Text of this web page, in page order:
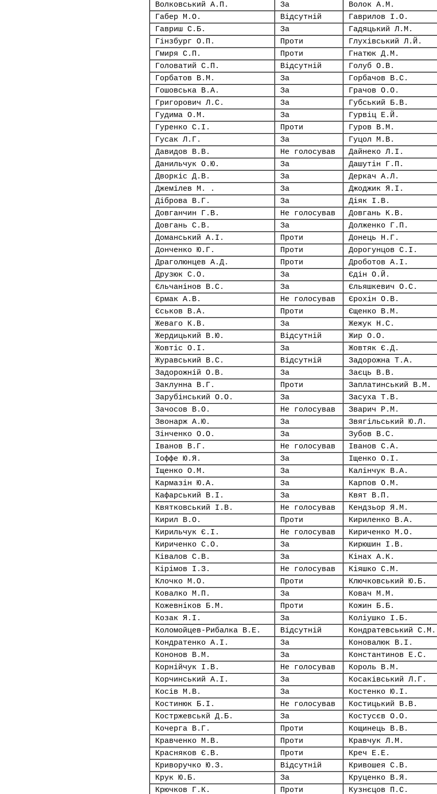
Волковський А.П.
За Волок А.М.
Габер М.О.
Відсутній Гаврилов І.О.
Гавриш С.Б.
За Гадяцький Л.М.
Гінзбург О.П.
Проти Глухівський Л.Й.
Гмиря С.П.
Проти Гнатюк Д.М.
Головатий С.П.
Відсутній Голуб О.В.
Горбатов В.М.
За Горбачов В.С.
Гошовська В.А.
За Грачов О.О.
Григорович Л.С.
За Губський Б.В.
Гудима О.М.
За Гурвіц Е.Й.
Гуренко С.І.
Проти Гуров В.М.
Гусак Л.Г.
За Гуцол М.В.
Давидов В.В.
Не голосував Дайнеко Л.І.
Данильчук О.Ю.
За Дашутін Г.П.
Дворкіс Д.В.
За Деркач А.Л.
Джемілев М. .
За Джоджик Я.І.
Діброва В.Г.
За Діяк І.В.
Довганчин Г.В.
Не голосував Довгань К.В.
Довгань С.В.
За Долженко Г.П.
Доманський А.І.
Проти Донець Н.Г.
Донченко Ю.Г.
Проти Дорогунцов С.І.
Драголюнцев А.Д.
Проти Дроботов А.І.
Друзюк С.О.
За Єдін О.Й.
Єльчанінов В.С.
За Єльяшкевич О.С.
Єрмак А.В.
Не голосував Єрохін О.В.
Єськов В.А.
Проти Єщенко В.М.
Жеваго К.В.
За Жежук Н.С.
Жердицький В.Ю.
Відсутній Жир О.О.
Жовтіс О.І.
За Жовтяк Є.Д.
Журавський В.С.
Відсутній Задорожна Т.А.
Задорожній О.В.
За Заєць В.В.
Заклунна В.Г.
Проти Заплатинський В.М.
Зарубінський О.О.
За Засуха Т.В.
Зачосов В.О.
Не голосував Зварич Р.М.
Звонарж А.Ю.
За Звягільський Ю.Л.
Зінченко О.О.
За Зубов В.С.
Іванов В.Г.
Не голосував Іванов С.А.
Іоффе Ю.Я.
За Іщенко О.І.
Іщенко О.М.
За Калінчук В.А.
Кармазін Ю.А.
За Карпов О.М.
Кафарський В.І.
За Квят В.П.
Квятковський І.В.
Не голосував Кендзьор Я.М.
Кирил В.О.
Проти Кириленко В.А.
Кирильчук Є.І.
Не голосував Кириченко М.О.
Кириченко С.О.
За Кирюшин І.В.
Ківалов С.В.
За Кінах А.К.
Кірімов І.З.
Не голосував Кіяшко С.М.
Клочко М.О.
Проти Ключковський Ю.Б.
Ковалко М.П.
За Ковач М.М.
Кожевніков Б.М.
Проти Кожин Б.Б.
Козак Я.І.
За Коліушко І.Б.
Коломойцев-Рибалка В.Е.
Відсутній Кондратевський С.М.
Кондратенко А.І.
За Коновалюк В.І.
Кононов В.М.
За Константинов Е.С.
Корнійчук І.В.
Не голосував Король В.М.
Корчинський А.І.
За Косаківський Л.Г.
Косів М.В.
За Костенко Ю.І.
Костинюк Б.І.
Не голосував Костицький В.В.
Костржевськй Д.Б.
За Костусєв О.О.
Кочерга В.Г.
Проти Кощинець В.В.
Кравченко М.В.
Проти Кравчук Л.М.
Красняков Є.В.
Проти Креч Е.Е.
Криворучко Ю.З.
Відсутній Кривошея С.В.
Крук Ю.Б.
За Круценко В.Я.
Крючков Г.К.
Проти Кузнєцов П.С.